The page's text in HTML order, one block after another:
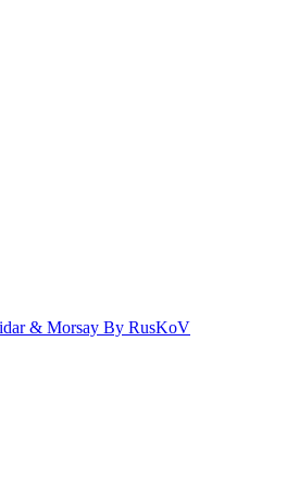
& Morsay By RusKoV